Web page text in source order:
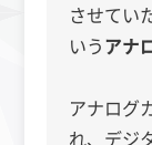
させてい
いうアナ
アナログ
れ、デジ